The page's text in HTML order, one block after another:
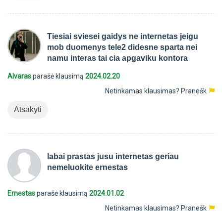
Tiesiai sviesei gaidys ne internetas jeigu
mob duomenys tele2 didesne sparta nei
namu interas tai cia apgaviku kontora
Alvarasparašė klausimą 2024.02.20
Netinkamas klausimas? Pranešk
Atsakyti
labai prastas jusu internetas geriau
nemeluokite ernestas
Ernestasparašė klausimą 2024.01.02
Netinkamas klausimas? Pranešk